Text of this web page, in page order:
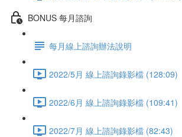
BONUS 每月諮詢
每月線上諮詢辦法說明
2022/5月 線上諮詢錄影檔 (128:09)
2022/6月 線上諮詢錄影檔 (109:41)
2022/7月 線上諮詢錄影檔 (82:43)